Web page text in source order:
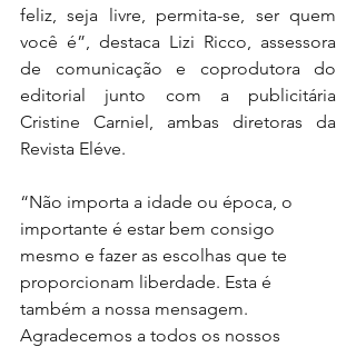
feliz, seja livre, permita-se, ser quem
você é”, destaca Lizi Ricco, assessora
de comunicação e coprodutora do
editorial junto com a publicitária
Cristine Carniel, ambas diretoras da
Revista Eléve.
“Não importa a idade ou época, o
importante é estar bem consigo
mesmo e fazer as escolhas que te
proporcionam liberdade. Esta é
também a nossa mensagem.
Agradecemos a todos os nossos